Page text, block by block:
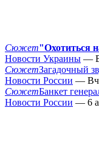
Сюжет"Охотиться
Новости Украины —
СюжетЗагадочный
Новости России —
СюжетБанкет
Новости России — 6